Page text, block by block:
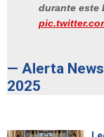
durante este
— Alerta
2025